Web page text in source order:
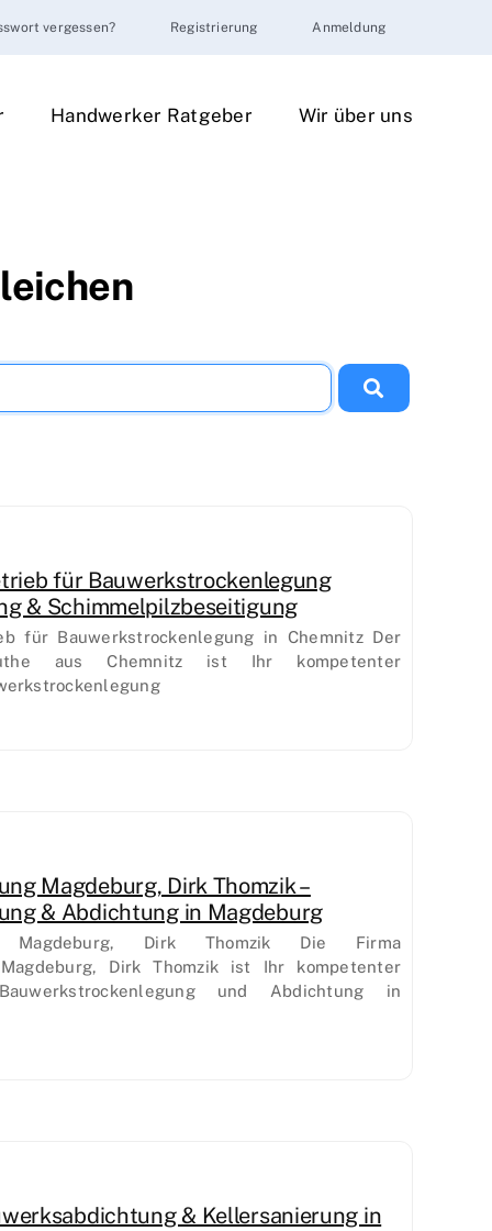
vergessen? Registrierung Anmeldung
Handwerker Ratgeber Wir über uns
für Bauwerkstrockenlegung
& Schimmelpilzbeseitigung
für Bauwerkstrockenlegung in Chemnitz Der
aus Chemnitz ist Ihr kompetenter
Magdeburg, Dirk Thomzik –
& Abdichtung in Magdeburg
Magdeburg, Dirk Thomzik Die Firma
Dirk Thomzik ist Ihr kompetenter
und Abdichtung in
& Kellersanierung in